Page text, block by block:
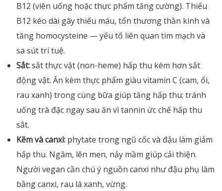
B12 (viên uống hoặc thực phẩm tăng cường). Thiếu
B12 kéo dài gây thiếu máu, tổn thương thần kinh và
tăng homocysteine — yếu tố liên quan tim mạch và
sa sút trí tuệ.
Sắt:sắt thực vật (non-heme) hấp thu kém hơn sắt
động vật. Ăn kèm thực phẩm giàu vitamin C (cam, ổi,
rau xanh) trong cùng bữa giúp tăng hấp thu; tránh
uống trà đặc ngay sau ăn vì tannin ức chế hấp thu
sắt.
Kẽm và canxi: phytate trong ngũ cốc và đậu làm giảm
hấp thu. Ngâm, lên men, nảy mầm giúp cải thiện.
Người vegan cần chú ý nguồn canxi như đậu phụ làm
bằng canxi, rau lá xanh, vừng.